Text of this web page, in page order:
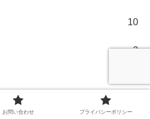
10
2
お問い合わせ プライバシーポリシー